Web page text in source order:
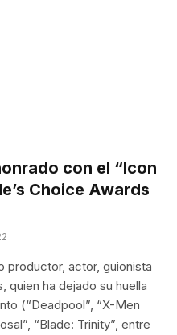
con el “Icon
Choice Awards
productor, actor, guionista
quien ha dejado su huella
(“Deadpool”, “X-Men
“Blade: Trinity”, entre